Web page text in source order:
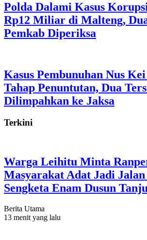
Polda Dalami Kasus
Rp12 Miliar di Malteng,
Pemkab Diperiksa
Kasus Pembunuhan Nus
Tahap Penuntutan, Dua
Dilimpahkan ke Jaksa
Terkini
Warga Leihitu Minta
Masyarakat Adat Jadi
Sengketa Enam Dusun
Berita Utama
13 menit yang lalu